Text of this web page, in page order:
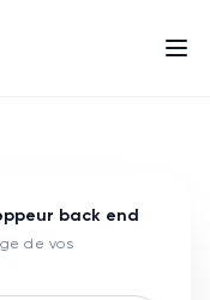
back end
de vos